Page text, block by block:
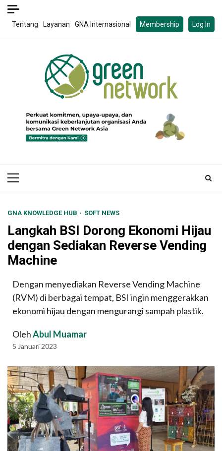
Skip
Tentang Layanan GNA Internasional Membership Log In
Primary
GNA KNOWLEDGE HUB SOFT NEWS
Langkah BSI Dorong Ekonomi Hijau
dengan Sediakan Reverse Vending
Machine
Dengan menyediakan Reverse Vending Machine
(RVM) di berbagai tempat, BSI ingin menggerakkan
ekonomi hijau dengan mengurangi sampah plastik.
OlehAbul Muamar
5 Januari 2023